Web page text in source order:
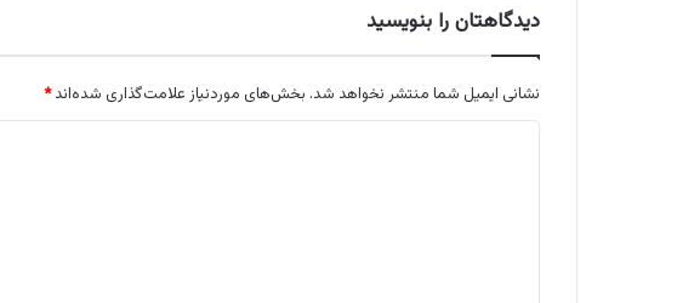
دیدگاهتان را بنویسید
نشانی ایمیل شما منتشر نخواهد شد. بخش‌های موردنیاز علامت‌گذاری شده‌اند*